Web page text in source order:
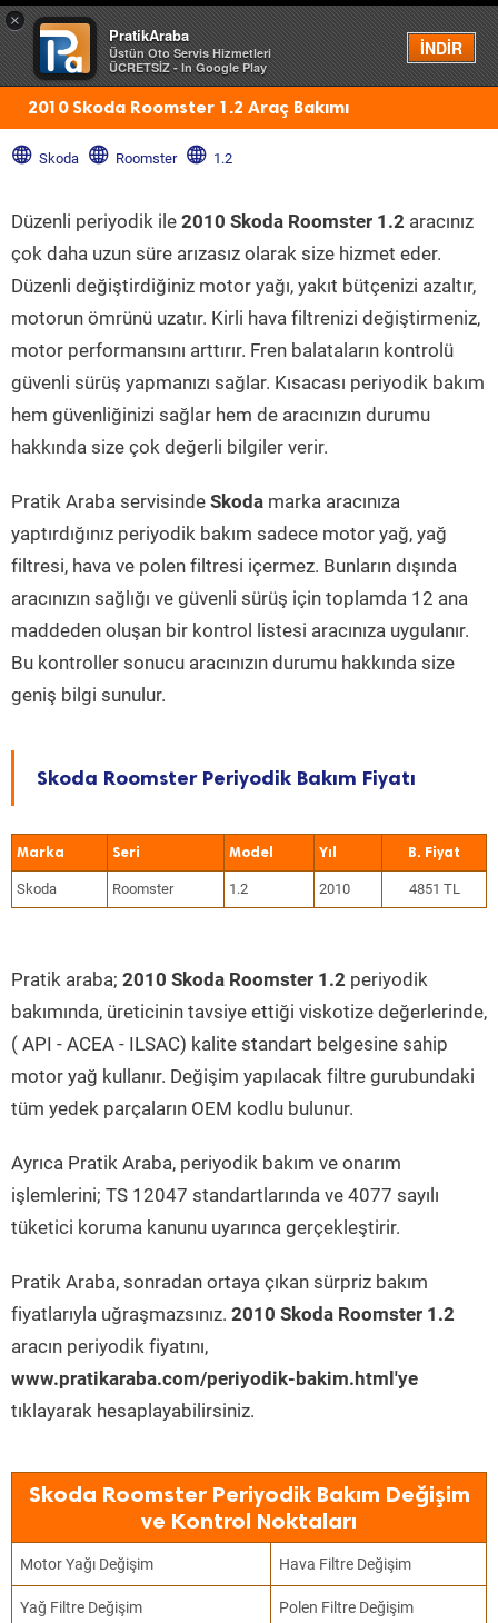
×
PratikAraba
Üstün Oto Servis Hizmetleri
ÜCRETSİZ - In Google Play
İNDİR
Menü
2010 Skoda Roomster 1.2 Araç Bakımı
Skoda Roomster 1.2
Düzenli periyodik ile 2010 Skoda Roomster 1.2 aracınız
çok daha uzun süre arızasız olarak size hizmet eder.
Düzenli değiştirdiğiniz motor yağı, yakıt bütçenizi azaltır,
motorun ömrünü uzatır. Kirli hava filtrenizi değiştirmeniz,
motor performansını arttırır. Fren balataların kontrolü
güvenli sürüş yapmanızı sağlar. Kısacası periyodik bakım
hem güvenliğinizi sağlar hem de aracınızın durumu
hakkında size çok değerli bilgiler verir.
Pratik Araba servisinde Skoda marka aracınıza
yaptırdığınız periyodik bakım sadece motor yağ, yağ
filtresi, hava ve polen filtresi içermez. Bunların dışında
aracınızın sağlığı ve güvenli sürüş için toplamda 12 ana
maddeden oluşan bir kontrol listesi aracınıza uygulanır.
Bu kontroller sonucu aracınızın durumu hakkında size
geniş bilgi sunulur.
Skoda Roomster Periyodik Bakım Fiyatı
Marka Seri Model Yıl
Skoda Roomster 1.2 2010 4851 TL
Pratik araba; 2010 Skoda Roomster 1.2 periyodik
bakımında, üreticinin tavsiye ettiği viskotize değerlerinde,
( API - ACEA - ILSAC) kalite standart belgesine sahip
motor yağ kullanır. Değişim yapılacak filtre gurubundaki
tüm yedek parçaların OEM kodlu bulunur.
Ayrıca Pratik Araba, periyodik bakım ve onarım
işlemlerini; TS 12047 standartlarında ve 4077 sayılı
tüketici koruma kanunu uyarınca gerçekleştirir.
Pratik Araba, sonradan ortaya çıkan sürpriz bakım
fiyatlarıyla uğraşmazsınız. 2010 Skoda Roomster 1.2
aracın periyodik fiyatını,
www.pratikaraba.com/periyodik-bakim.html'ye
tıklayarak hesaplayabilirsiniz.
Skoda Roomster Periyodik Bakım Değişim
ve Kontrol Noktaları
Motor Yağı Değişim Hava Filtre Değişim
Yağ Filtre Değişim Polen Filtre Değişim